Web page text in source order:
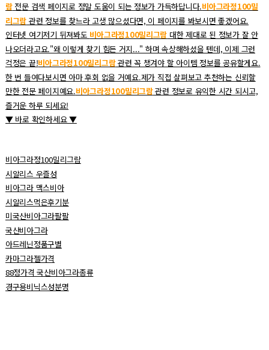
람전문 검색 페이지로 정말 도움이 되는 정보가 가득하답니다.비아그라정100밀
리그람 관련 정보를 찾느라 고생 많으셨다면, 이 페이지를 봐보시면 좋겠어요.
인터넷 여기저기 뒤져봐도 비아그라정100밀리그람 대한 제대로 된 정보가 잘 안
나오더라고요."왜 이렇게 찾기 힘든 거지..." 하며 속상해하셨을 텐데, 이제 그런
걱정은 끝!비아그라정100밀리그람관련 꼭 챙겨야 할 아이템 정보를 공유할게요.
한 번 들여다보시면 아마 후회 없을 거예요.제가 직접 살펴보고 추천하는 신뢰할
만한 전문 페이지예요.비아그라정100밀리그람관련 정보로 유익한 시간 되시고,
즐거운 하루 되세요!
▼ 바로 확인하세요 ▼
비아그라정100밀리그람
시알리스 우즐성
비아그라 맥스비아
시알리스먹은후기분
미국산비아그라팔팔
국산비아그라
아드레닌정품구별
카마그라젤가격
88정가격 국산비아그라종류
경구용비닉스성분명